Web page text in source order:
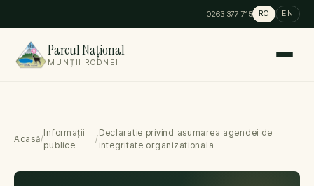
0263 377 715 RO EN
Parcul Național
MUNȚII RODNEI
Acasă/
Informații
publice
/
Declaratie privind asumarea agendei de
integritate organizationala